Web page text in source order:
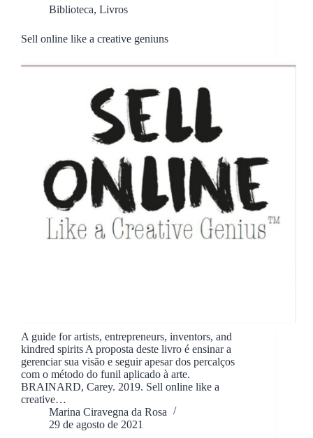
Biblioteca, Livros
Sell online like a creative geniuns
A guide for artists, entrepreneurs, inventors, and
kindred spirits A proposta deste livro é ensinar a
gerenciar sua visão e seguir apesar dos percalços
com o método do funil aplicado à arte.
BRAINARD, Carey. 2019. Sell online like a
creative…
Marina Ciravegna da Rosa
29 de agosto de 2021